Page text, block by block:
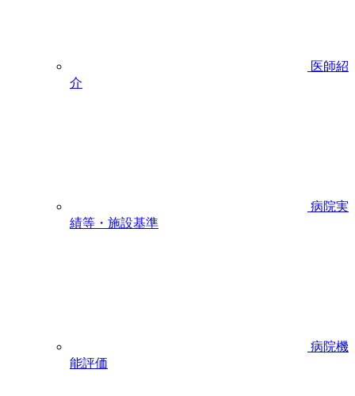
医師紹
介
病院実
績等・施設基準
病院機
能評価